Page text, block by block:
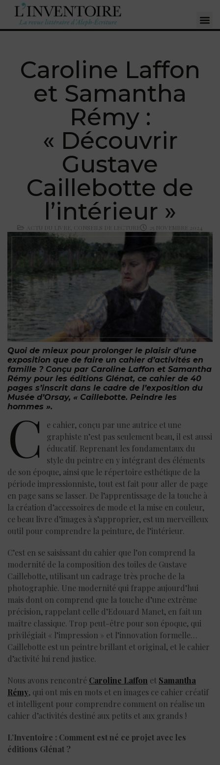
Caroline Laffon
et Samantha
Rémy :
« Découvrir
Gustave
Caillebotte de
l’intérieur »
ACTU DU LIVRE CONSEILS DE LECTURE 25 NOVEMBRE 2024
Quoi de mieux pour prolonger le plaisir d’une
exposition que de faire un cahier d’activités en
famille ? Conçu par Caroline Laffon et Samantha
Rémy pour les éditions Glénat, ce cahier de 40
pages s’inscrit dans le cadre de l’exposition du
Musée d’Orsay, « Caillebotte. Peindre les
hommes ».
C
e cahier, conçu par une autrice et une
graphiste n’est pas seulement beau, il est aussi
éducatif. Reprenant les fondamentaux du
style du peintre en y intégrant des éléments
de son époque, ainsi que le répertoire esthétique de la
période impressionniste, tout est fait pour aller de page
en page sans se lasser. De l’apprentissage de la touche à
la création d’accessoires de mode et la mise en couleur,
ce beau livre d’images à s’approprier, est un merveilleux
outil pour comprendre la peinture, de l’intérieur.
C’est en se saisissant du cahier que l’on comprend la
modernité de la composition des toiles de Gustave
Caillebotte, utilisant un cadrage très proche de la
photographie. Une modernité qui frappe aujourd’hui
mais dont on comprend que la touche d’une extrême
précision, rappelant celle d’Edouard Manet, en fait un
maître classique. Trop peut-être pour son époque, qui
privilégiait « l’impression » et l’innovation formelle…
Caillebotte est un peintre brillant et original, et le cahier
d’activité lui rend justice.
Nous avons rencontré Caroline Laffon et Samantha
Rémy, qui ont mis en mots et en images ce cahier créatif
et intelligent pour comprendre comment on réalise un
cahier d’activités destiné aux petits et aux grands !
L’Inventoire : Comment est né ce projet avec les
éditions Glénat ?